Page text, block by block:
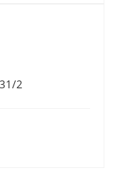
2